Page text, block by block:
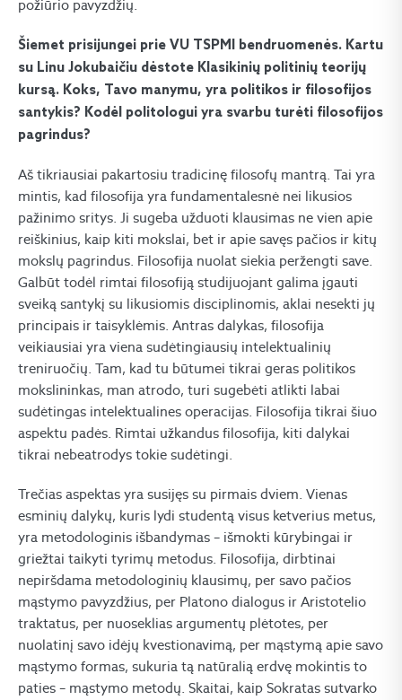
požiūrio pavyzdžių.
Šiemet prisijungei prie VU TSPMI bendruomenės. Kartu
su Linu Jokubaičiu dėstote Klasikinių politinių teorijų
kursą. Koks, Tavo manymu, yra politikos ir filosofijos
santykis? Kodėl politologui yra svarbu turėti filosofijos
pagrindus?
Aš tikriausiai pakartosiu tradicinę filosofų mantrą. Tai yra
mintis, kad filosofija yra fundamentalesnė nei likusios
pažinimo sritys. Ji sugeba užduoti klausimas ne vien apie
reiškinius, kaip kiti mokslai, bet ir apie savęs pačios ir kitų
mokslų pagrindus. Filosofija nuolat siekia peržengti save.
Galbūt todėl rimtai filosofiją studijuojant galima įgauti
sveiką santykį su likusiomis disciplinomis, aklai nesekti jų
principais ir taisyklėmis. Antras dalykas, filosofija
veikiausiai yra viena sudėtingiausių intelektualinių
treniruočių. Tam, kad tu būtumei tikrai geras politikos
mokslininkas, man atrodo, turi sugebėti atlikti labai
sudėtingas intelektualines operacijas. Filosofija tikrai šiuo
aspektu padės. Rimtai užkandus filosofija, kiti dalykai
tikrai nebeatrodys tokie sudėtingi.
Trečias aspektas yra susijęs su pirmais dviem. Vienas
esminių dalykų, kuris lydi studentą visus ketverius metus,
yra metodologinis išbandymas – išmokti kūrybingai ir
griežtai taikyti tyrimų metodus. Filosofija, dirbtinai
nepiršdama metodologinių klausimų, per savo pačios
mąstymo pavyzdžius, per Platono dialogus ir Aristotelio
traktatus, per nuoseklias argumentų plėtotes, per
nuolatinį savo idėjų kvestionavimą, per mąstymą apie savo
mąstymo formas, sukuria tą natūralią erdvę mokintis to
paties – mąstymo metodų. Skaitai, kaip Sokratas sutvarko